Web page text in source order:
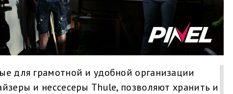
для грамотной и удобной организации
и нессесеры Thule, позволяют хранить и